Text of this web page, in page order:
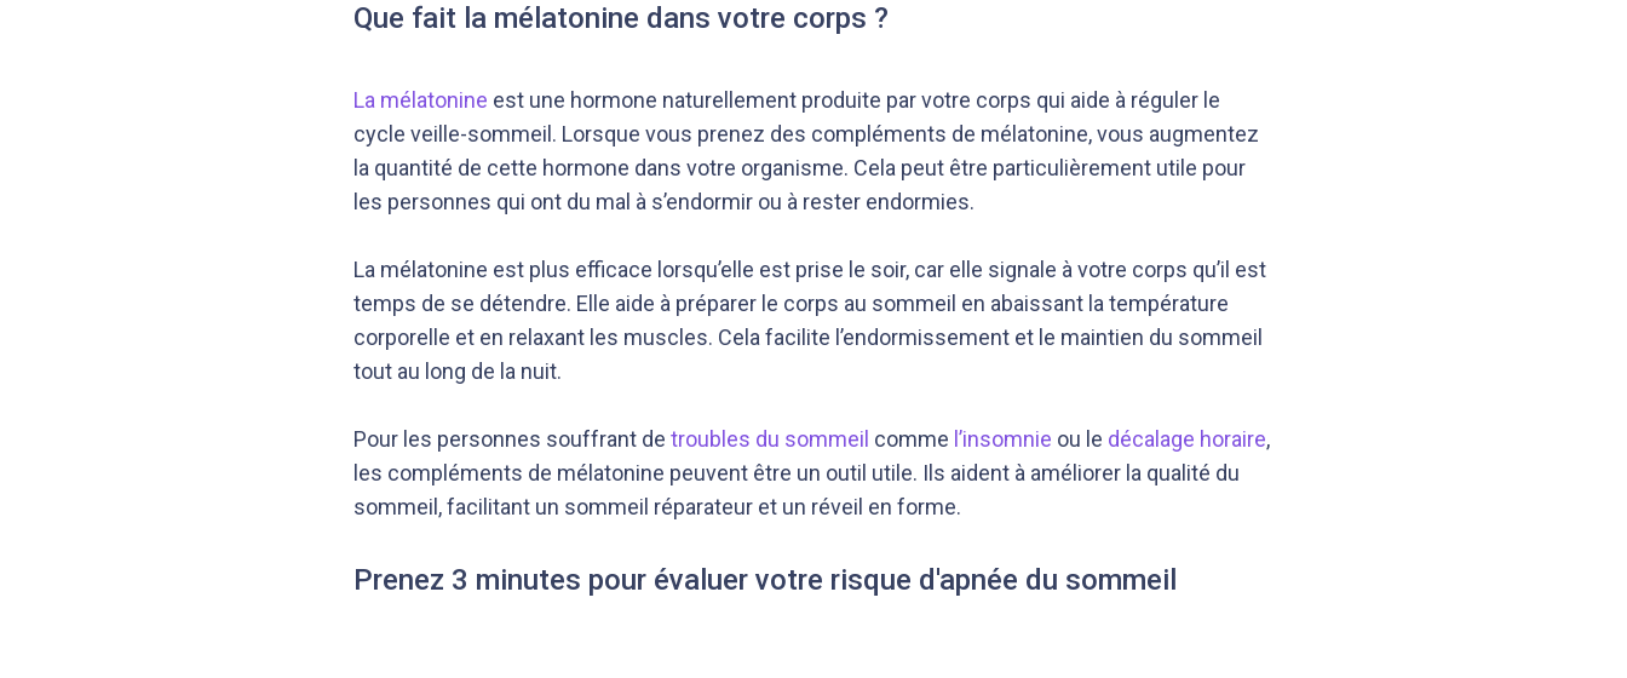
Que fait la mélatonine dans votre corps ?
La mélatonine est une hormone naturellement produite par votre corps qui aide à réguler le
cycle veille-sommeil. Lorsque vous prenez des compléments de mélatonine, vous augmentez
la quantité de cette hormone dans votre organisme. Cela peut être particulièrement utile pour
les personnes qui ont du mal à s’endormir ou à rester endormies.
La mélatonine est plus efficace lorsqu’elle est prise le soir, car elle signale à votre corps qu’il est
temps de se détendre. Elle aide à préparer le corps au sommeil en abaissant la température
corporelle et en relaxant les muscles. Cela facilite l’endormissement et le maintien du sommeil
tout au long de la nuit.
Pour les personnes souffrant de troubles du sommeil comme l’insomnie ou le décalage horaire,
les compléments de mélatonine peuvent être un outil utile. Ils aident à améliorer la qualité du
sommeil, facilitant un sommeil réparateur et un réveil en forme.
Prenez 3 minutes pour évaluer votre risque d'apnée du sommeil